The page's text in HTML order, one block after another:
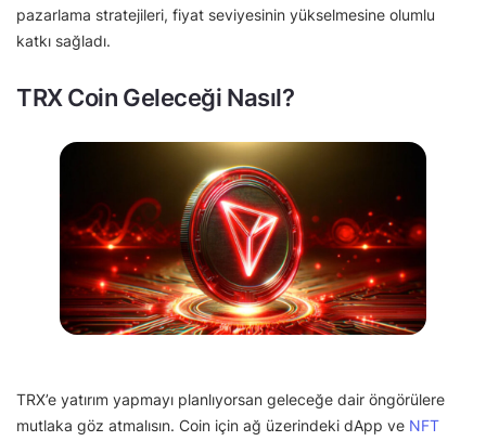
pazarlama stratejileri, fiyat seviyesinin yükselmesine olumlu
katkı sağladı.
TRX Coin Geleceği Nasıl?
TRX’e yatırım yapmayı planlıyorsan geleceğe dair öngörülere
mutlaka göz atmalısın. Coin için ağ üzerindeki dApp ve NFT